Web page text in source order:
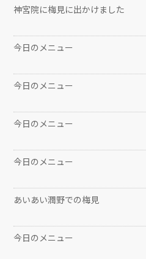
神宮院に梅見に出かけました
今日のメニュー
今日のメニュー
今日のメニュー
今日のメニュー
あいあい潤野での梅見
今日のメニュー